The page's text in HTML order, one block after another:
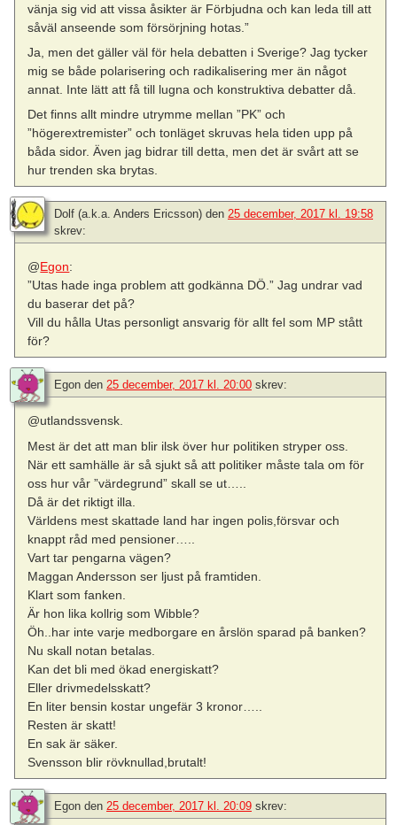
vänja sig vid att vissa åsikter är Förbjudna och kan leda till att
såväl anseende som försörjning hotas.”
Ja, men det gäller väl för hela debatten i Sverige? Jag tycker
mig se både polarisering och radikalisering mer än något
annat. Inte lätt att få till lugna och konstruktiva debatter då.
Det finns allt mindre utrymme mellan ”PK” och
”högerextremister” och tonläget skruvas hela tiden upp på
båda sidor. Även jag bidrar till detta, men det är svårt att se
hur trenden ska brytas.
Dolf (a.k.a. Anders Ericsson) den 25 december, 2017 kl. 19:58
skrev:
@Egon:
”Utas hade inga problem att godkänna DÖ.” Jag undrar vad
du baserar det på?
Vill du hålla Utas personligt ansvarig för allt fel som MP stått
för?
Egon den 25 december, 2017 kl. 20:00 skrev:
@utlandssvensk.
Mest är det att man blir ilsk över hur politiken stryper oss.
När ett samhälle är så sjukt så att politiker måste tala om för
oss hur vår ”värdegrund” skall se ut…..
Då är det riktigt illa.
Världens mest skattade land har ingen polis,försvar och
knappt råd med pensioner…..
Vart tar pengarna vägen?
Maggan Andersson ser ljust på framtiden.
Klart som fanken.
Är hon lika kollrig som Wibble?
Öh..har inte varje medborgare en årslön sparad på banken?
Nu skall notan betalas.
Kan det bli med ökad energiskatt?
Eller drivmedelsskatt?
En liter bensin kostar ungefär 3 kronor…..
Resten är skatt!
En sak är säker.
Svensson blir rövknullad,brutalt!
Egon den 25 december, 2017 kl. 20:09 skrev: